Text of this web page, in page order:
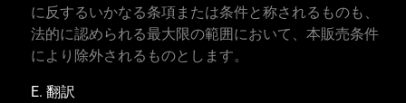
に反するいかなる条項または条件と称されるものも、
法的に認められる最大限の範囲において、本販売条件
により除外されるものとします。
E. 翻訳